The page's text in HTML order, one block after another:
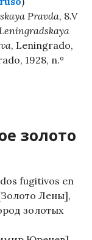
Pravda, 8.V
, Leningrado,
1928, n.º
золото
fugitivos en
Лены],
золотых